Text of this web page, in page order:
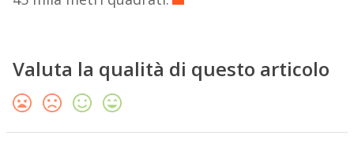
Valuta la qualità di questo articolo